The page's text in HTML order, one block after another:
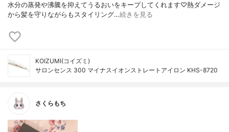
水分の蒸発や沸騰を抑えてうるおいをキープしてくれます♡熱ダメージ
から髪を守りながらもスタイリング…続きを見る
KOIZUMI(コイズミ)
サロンセンス 300 マイナスイオンストレートアイロン KHS-8720
さくらもち